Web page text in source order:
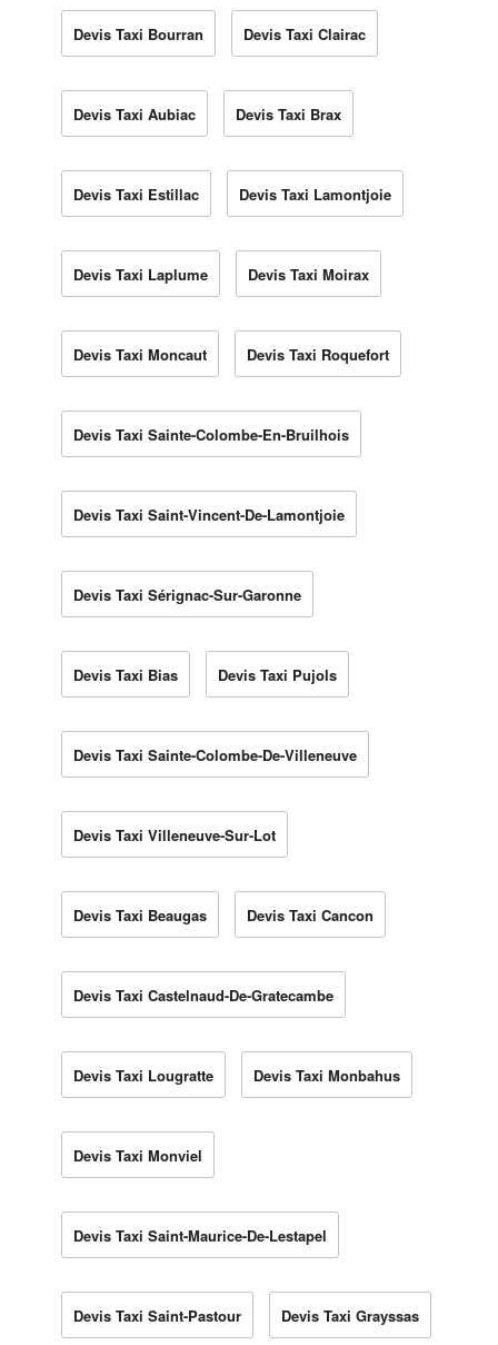
Devis Taxi Bourran Devis Taxi Clairac
Devis Taxi Aubiac Devis Taxi Brax
Devis Taxi Estillac Devis Taxi Lamontjoie
Devis Taxi Laplume Devis Taxi Moirax
Devis Taxi Moncaut Devis Taxi Roquefort
Devis Taxi Sainte-Colombe-En-Bruilhois
Devis Taxi Saint-Vincent-De-Lamontjoie
Devis Taxi Sérignac-Sur-Garonne
Devis Taxi Bias Devis Taxi Pujols
Devis Taxi Sainte-Colombe-De-Villeneuve
Devis Taxi Villeneuve-Sur-Lot
Devis Taxi Beaugas Devis Taxi Cancon
Devis Taxi Castelnaud-De-Gratecambe
Devis Taxi Lougratte Devis Taxi Monbahus
Devis Taxi Monviel
Devis Taxi Saint-Maurice-De-Lestapel
Devis Taxi Saint-Pastour Devis Taxi Grayssas